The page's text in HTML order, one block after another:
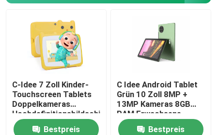
C-Idee 7 Zoll Kinder-
Touchscreen Tablets
Doppelkameras
Hochdefinitionsbildschirm
2+32G Gelb
Bestpreis
C Idee Android Tablet
Grün 10 Zoll 8MP +
13MP Kameras 8GB
RAM Erwachsene
Gaming Tablet CM7800
Bestpreis